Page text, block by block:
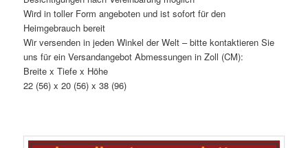
Wird in toller Form angeboten und ist sofort für den
Heimgebrauch bereit
Wir versenden in jeden Winkel der Welt – bitte kontaktieren Sie
uns für ein Versandangebot Abmessungen in Zoll (CM):
Breite x Tiefe x Höhe
22 (56) x 20 (56) x 38 (96)